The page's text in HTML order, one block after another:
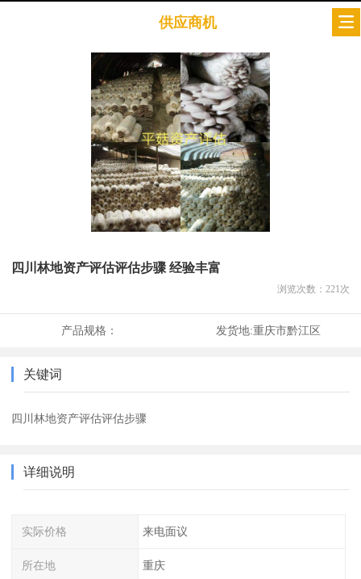
供应商机
四川林地资产评估评估步骤 经验丰富
浏览次数： 221 次
产品规格： 发货地:重庆市黔江区
关键词
四川林地资产评估评估步骤
详细说明
实际价格 来电面议
所在地 重庆